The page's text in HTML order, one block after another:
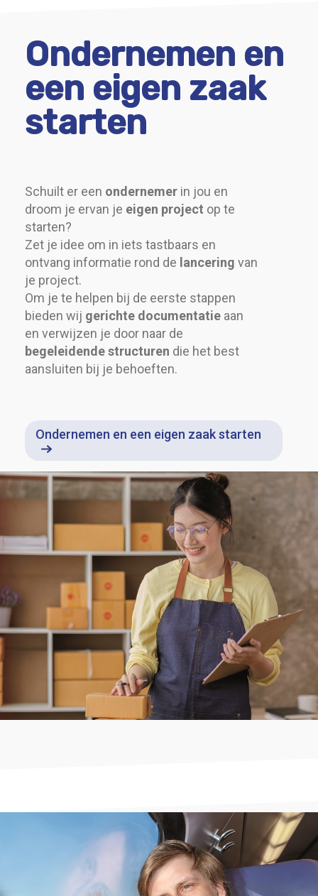
Ondernemen en
een eigen zaak
starten
Schuilt er een ondernemer in jou en
droom je ervan je eigen project op te
starten?
Zet je idee om in iets tastbaars en
ontvang informatie rond de lancering van
je project.
Om je te helpen bij de eerste stappen
bieden wij gerichte documentatie aan
en verwijzen je door naar de
begeleidende structuren die het best
aansluiten bij je behoeften.
Ondernemen en een eigen zaak starten